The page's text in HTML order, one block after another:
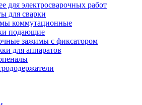
для электросварочных работ
для сварки
коммутационные
подающие
зажимы с фиксатором
для аппаратов